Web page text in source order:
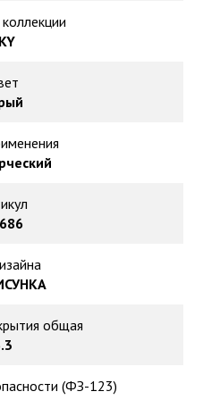
пол
общая
(ФЗ-123)